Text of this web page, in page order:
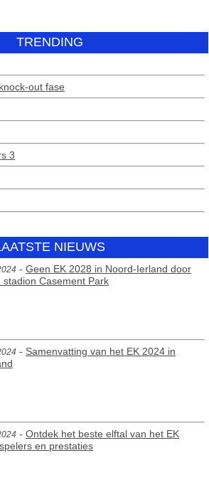
TRENDING
out fase
3
NIEUWS
- Geen EK 2028 in Noord-Ierland door
stadion Casement Park
- Samenvatting van het EK 2024 in
- Ontdek het beste elftal van het EK
en prestaties